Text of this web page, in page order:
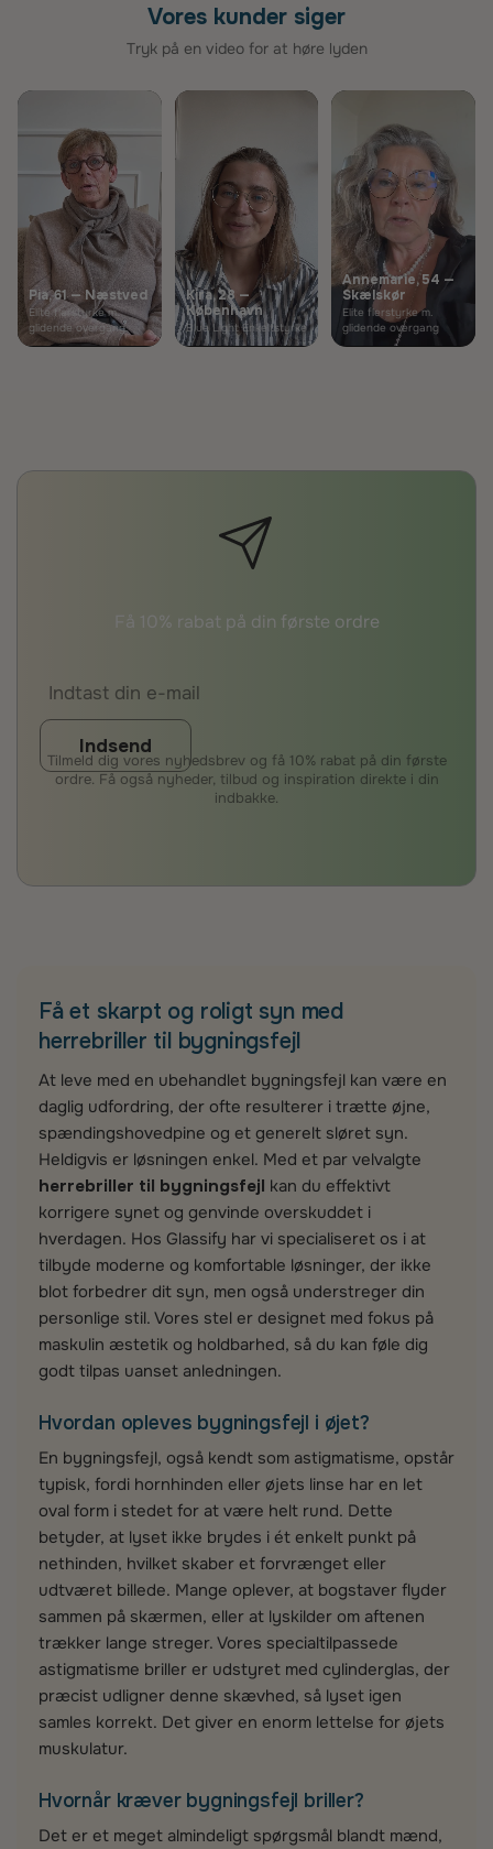
Vores kunder siger
Tryk på en video for at høre lyden
Pia, 61 — Næstved
Elite flerstyrke m.
glidende overgang
Kira, 28 —
København
Blue Light Enkeltstyrke
Annemarie, 54 —
Skælskør
Elite flerstyrke m.
glidende overgang
Få 10% rabat på din første ordre
Indsend
Tilmeld dig vores nyhedsbrev og få 10% rabat på din første
ordre. Få også nyheder, tilbud og inspiration direkte i din
indbakke.
Få et skarpt og roligt syn med
herrebriller til bygningsfejl
At leve med en ubehandlet bygningsfejl kan være en
daglig udfordring, der ofte resulterer i trætte øjne,
spændingshovedpine og et generelt sløret syn.
Heldigvis er løsningen enkel. Med et par velvalgte
herrebriller til bygningsfejl kan du effektivt
korrigere synet og genvinde overskuddet i
hverdagen. Hos Glassify har vi specialiseret os i at
tilbyde moderne og komfortable løsninger, der ikke
blot forbedrer dit syn, men også understreger din
personlige stil. Vores stel er designet med fokus på
maskulin æstetik og holdbarhed, så du kan føle dig
godt tilpas uanset anledningen.
Hvordan opleves bygningsfejl i øjet?
En bygningsfejl, også kendt som astigmatisme, opstår
typisk, fordi hornhinden eller øjets linse har en let
oval form i stedet for at være helt rund. Dette
betyder, at lyset ikke brydes i ét enkelt punkt på
nethinden, hvilket skaber et forvrænget eller
udtværet billede. Mange oplever, at bogstaver flyder
sammen på skærmen, eller at lyskilder om aftenen
trækker lange streger. Vores specialtilpassede
astigmatisme briller er udstyret med cylinderglas, der
præcist udligner denne skævhed, så lyset igen
samles korrekt. Det giver en enorm lettelse for øjets
muskulatur.
Hvornår kræver bygningsfejl briller?
Det er et meget almindeligt spørgsmål blandt mænd,